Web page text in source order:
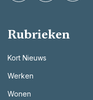
Rubrieken
Kort Nieuws
Werken
Wonen